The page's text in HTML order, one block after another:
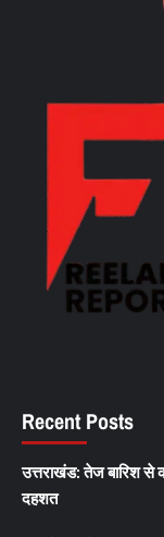
Recent Posts
उत्तराखंड: तेज बारिश से
दहशत